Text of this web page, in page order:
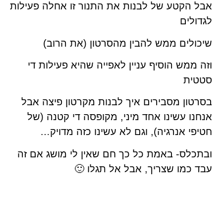
אבל הקטע של לבנות את התנור זו אחלה פעילות
לגדולים
שיכולים ממש להבין מהסרטון (את הרוב)
וזה ממש הוסיף עניין לאפייה שהיא פעילות די
סטטית
בסרטון מסבירים איך לבנות מקרטון פיצה אבל
אנחנו עשינו אחד מיני, מקופסה די קטנה (של
חטיפי אנרגיה), וגם לא עשינו כזה מדויק…
ובתכלס- באמת כל כך חם שאין לי מושג אם זה
עבד כמו שצריך, אבל אל תגלו 🙂